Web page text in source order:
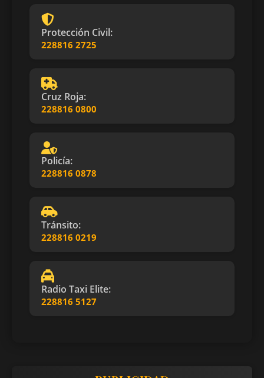
Protección Civil:
228816 2725
Cruz Roja:
228816 0800
Policía:
228816 0878
Tránsito:
228816 0219
Radio Taxi Elite:
228816 5127